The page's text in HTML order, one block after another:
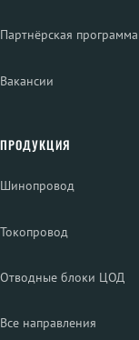
Партнёрская программа
Вакансии
ПРОДУКЦИЯ
Шинопровод
Токопровод
Отводные блоки ЦОД
Все направления